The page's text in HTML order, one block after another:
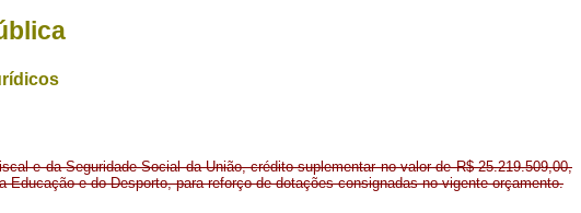
e da Seguridade Social da União, crédito suplementar no valor de R$ 25.219.509,00,
Educação e do Desporto, para reforço de dotações consignadas no vigente orçamento.